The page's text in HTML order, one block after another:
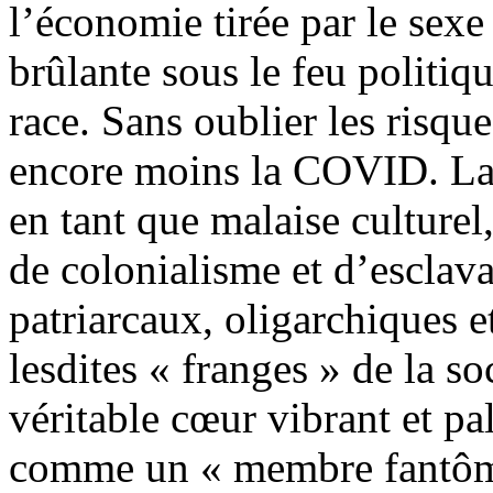
l’économie tirée par le
brûlante sous le feu
race. Sans oublier les
encore moins la COVID.
en tant que malaise
de colonialisme et
patriarcaux, oligarchiques
lesdites « franges » de la
véritable cœur vibrant et
comme un « membre